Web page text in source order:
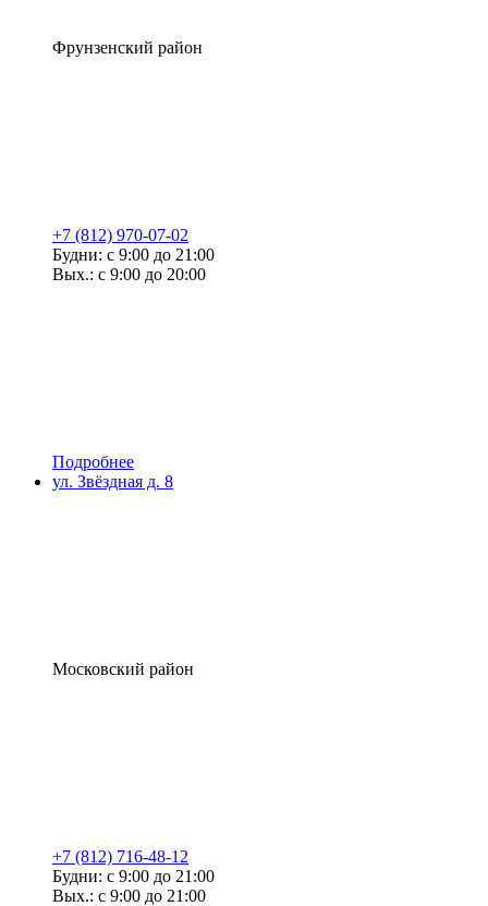
Фрунзенский район
+7 (812) 970-07-02
Будни: с 9:00 до 21:00
Вых.: с 9:00 до 20:00
Подробнее
ул. Звёздная д. 8
Московский район
+7 (812) 716-48-12
Будни: с 9:00 до 21:00
Вых.: с 9:00 до 21:00